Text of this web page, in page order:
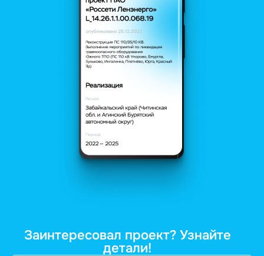
Заинтересовал проект? Узнайте
детали!